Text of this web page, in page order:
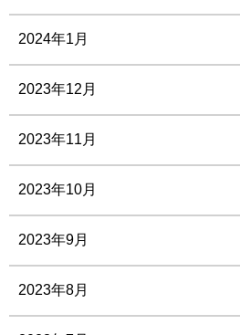
2024年1月
2023年12月
2023年11月
2023年10月
2023年9月
2023年8月